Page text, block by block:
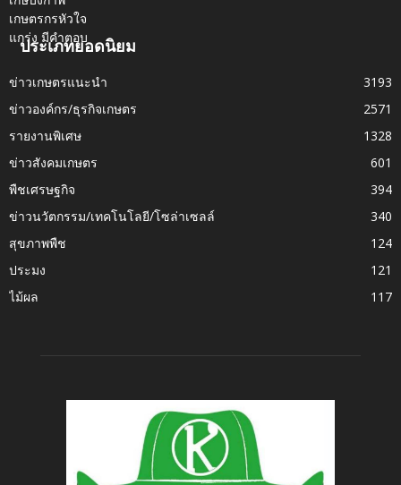
ประเภทยอดนิยม
ข่าวเกษตรแนะนำ
3193
ข่าวองค์กร/ธุรกิจเกษตร
2571
รายงานพิเศษ
1328
ข่าวสังคมเกษตร
601
พืชเศรษฐกิจ
394
ข่าวนวัตกรรม/เทคโนโลยี/โซล่าเซลล์
340
สุขภาพพืช
124
ประมง
121
ไม้ผล
117